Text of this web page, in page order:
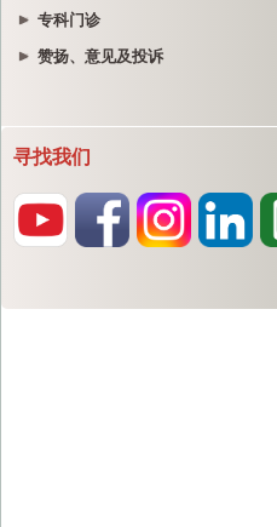
专科门诊
赞扬、意见及投诉
寻找我们